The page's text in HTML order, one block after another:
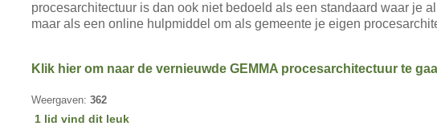
procesarchitectuur is dan ook niet bedoeld als een standaard waar je
maar als een online hulpmiddel om als gemeente je eigen
Klik hier om naar de vernieuwde GEMMA procesarchitectuur te
Weergaven: 362
1 lid vind dit leuk